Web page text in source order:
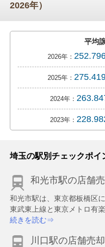
2026年）
平均
2026年：
2025年：
2024年：
2023年：
埼玉の駅別チェックポイ
和光市駅の店舗
和光市駅は、東京都板橋区
東武東上線と東京メトロ有
続きを読む⇒
川口駅の店舗売